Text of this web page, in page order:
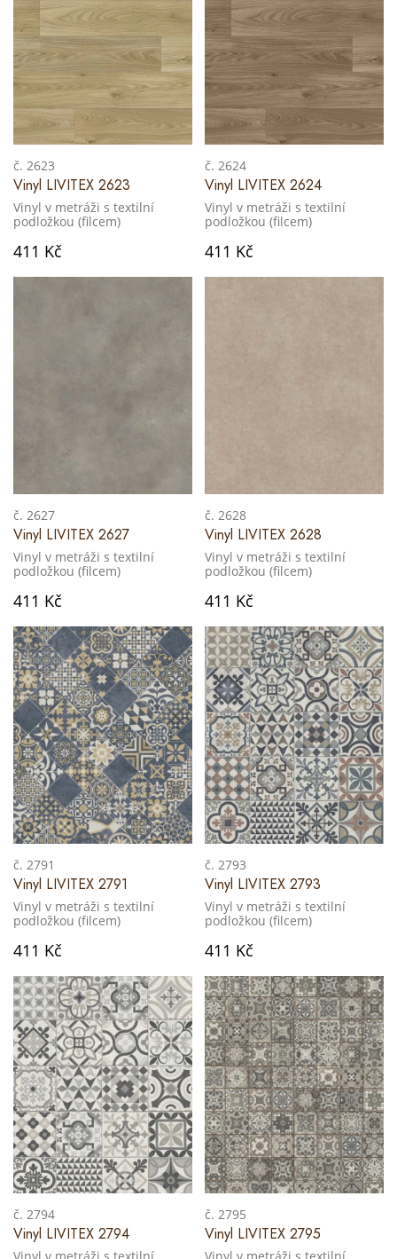
č. 2623
Vinyl LIVITEX 2623
Vinyl v metráži s textilní
podložkou (filcem)
411 Kč
č. 2624
Vinyl LIVITEX 2624
Vinyl v metráži s textilní
podložkou (filcem)
411 Kč
č. 2627
Vinyl LIVITEX 2627
Vinyl v metráži s textilní
podložkou (filcem)
411 Kč
č. 2628
Vinyl LIVITEX 2628
Vinyl v metráži s textilní
podložkou (filcem)
411 Kč
č. 2791
Vinyl LIVITEX 2791
Vinyl v metráži s textilní
podložkou (filcem)
411 Kč
č. 2793
Vinyl LIVITEX 2793
Vinyl v metráži s textilní
podložkou (filcem)
411 Kč
č. 2794
Vinyl LIVITEX 2794
Vinyl v metráži s textilní
č. 2795
Vinyl LIVITEX 2795
Vinyl v metráži s textilní